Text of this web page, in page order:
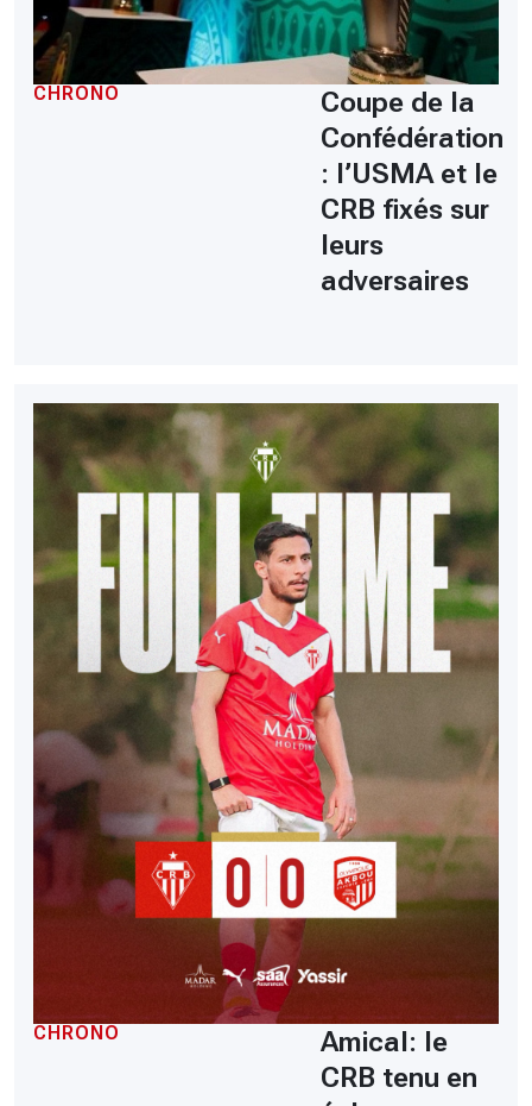
CHRONO
Coupe de la
Confédération
: l’USMA et le
CRB fixés sur
leurs
adversaires
CHRONO
Amical: le
CRB tenu en